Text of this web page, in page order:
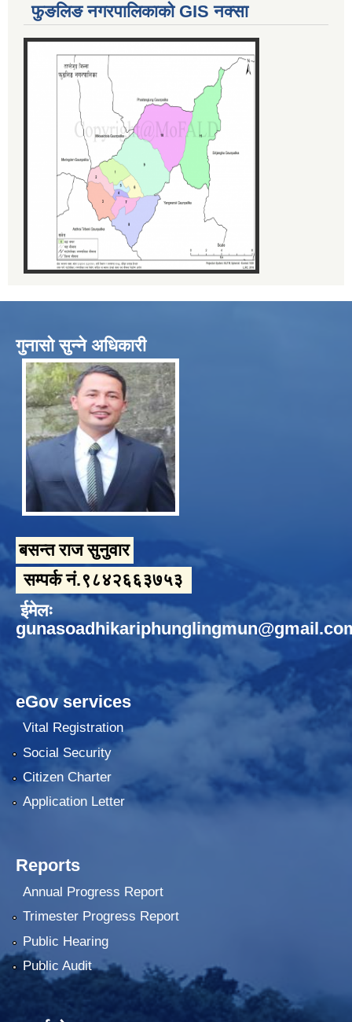
फुङलिङ नगरपालिकाको GIS नक्सा
गुनासो सुन्ने अधिकारी
बसन्त राज सुनुवार
सम्पर्क नं.९८४२६६३७५३
ईमेलः
eGov services
Vital Registration
Social Security
Citizen Charter
Application Letter
Reports
Annual Progress Report
Trimester Progress Report
Public Hearing
Public Audit